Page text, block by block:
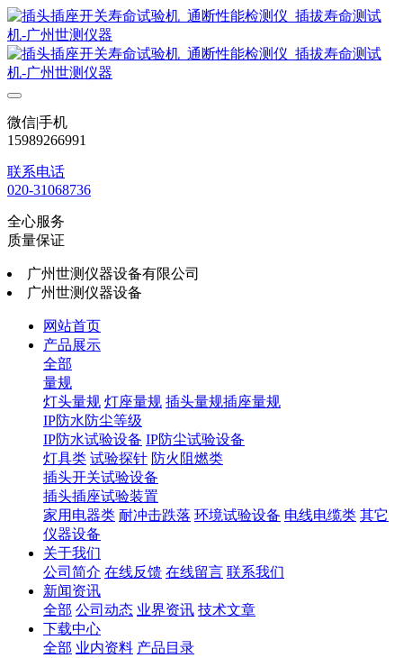
微信|手机
15989266991
联系电话
020-31068736
全心服务
质量保证
广州世测仪器设备有限公司
广州世测仪器设备
网站首页
产品展示
全部
量规
灯头量规 灯座量规 插头量规插座量规
IP防水防尘等级
IP防水试验设备 IP防尘试验设备
灯具类 试验探针 防火阻燃类
插头开关试验设备
插头插座试验装置
家用电器类 耐冲击跌落 环境试验设备 电线电缆类 其它
仪器设备
关于我们
公司简介 在线反馈 在线留言 联系我们
新闻资讯
全部 公司动态 业界资讯 技术文章
下载中心
全部 业内资料 产品目录